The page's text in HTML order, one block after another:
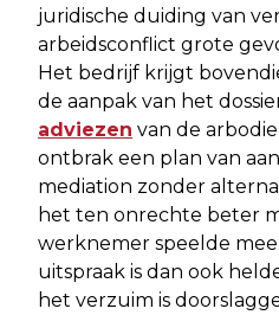
juridische duiding van
arbeidsconflict grote
Het bedrijf krijgt
de aanpak van het
adviezen van de
ontbrak een plan van
mediation zonder
het ten onrechte beter
werknemer speelde
uitspraak is dan ook
het verzuim is